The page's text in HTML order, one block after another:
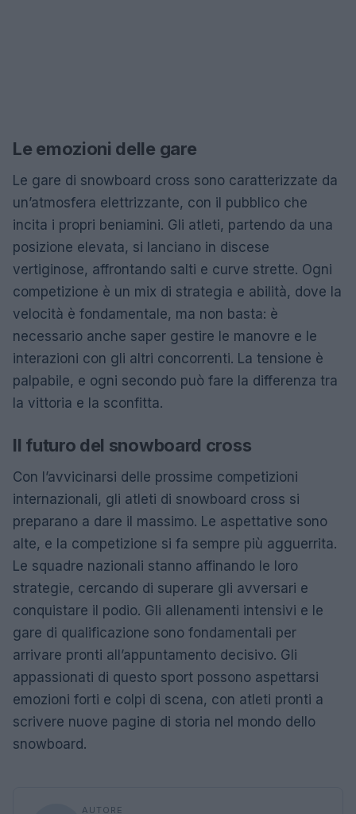
Le emozioni delle gare
Le gare di snowboard cross sono caratterizzate da
un’atmosfera elettrizzante, con il pubblico che
incita i propri beniamini. Gli atleti, partendo da una
posizione elevata, si lanciano in discese
vertiginose, affrontando salti e curve strette. Ogni
competizione è un mix di strategia e abilità, dove la
velocità è fondamentale, ma non basta: è
necessario anche saper gestire le manovre e le
interazioni con gli altri concorrenti. La tensione è
palpabile, e ogni secondo può fare la differenza tra
la vittoria e la sconfitta.
Il futuro del snowboard cross
Con l’avvicinarsi delle prossime competizioni
internazionali, gli atleti di snowboard cross si
preparano a dare il massimo. Le aspettative sono
alte, e la competizione si fa sempre più agguerrita.
Le squadre nazionali stanno affinando le loro
strategie, cercando di superare gli avversari e
conquistare il podio. Gli allenamenti intensivi e le
gare di qualificazione sono fondamentali per
arrivare pronti all’appuntamento decisivo. Gli
appassionati di questo sport possono aspettarsi
emozioni forti e colpi di scena, con atleti pronti a
scrivere nuove pagine di storia nel mondo dello
snowboard.
AUTORE